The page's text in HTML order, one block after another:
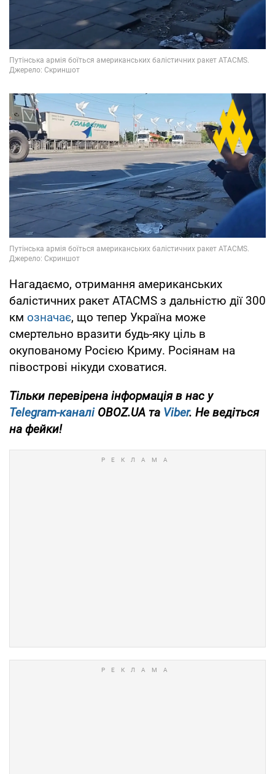
Нагадаємо, отримання американських
балістичних ракет ATACMS з дальністю дії 300
км означає, що тепер Україна може
смертельно вразити будь-яку ціль в
окупованому Росією Криму. Росіянам на
півострові нікуди сховатися.
Тільки перевірена інформація в нас у
Telegram-каналіOBOZ.UA та Viber. Не ведіться
на фейки!